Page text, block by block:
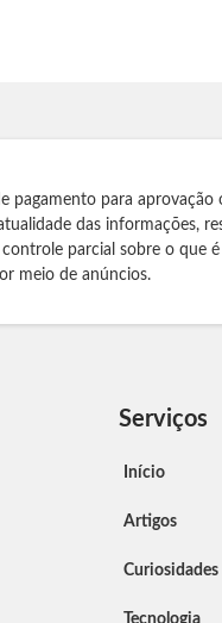
pagamento para aprovação
das informações,
parcial sobre o que
meio de anúncios.
Serviços
Início
Artigos
Curiosidades
Tecnologia